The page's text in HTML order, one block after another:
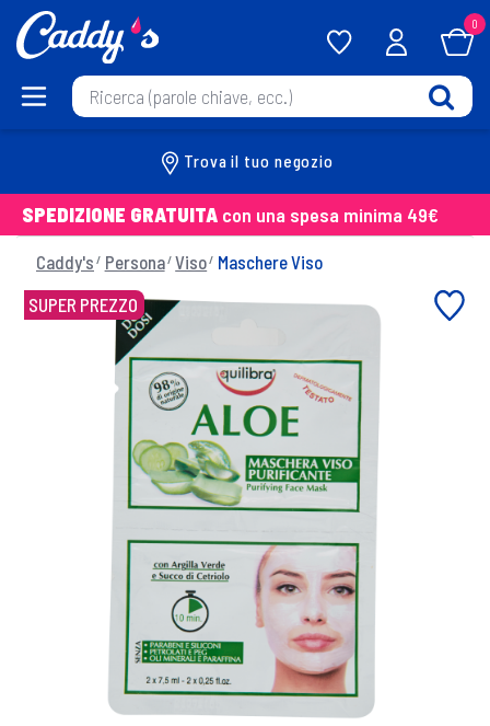
0
Trova il tuo negozio
SPEDIZIONE GRATUITA con una spesa minima 49€
Caddy's Persona Viso Maschere Viso
SUPER PREZZO